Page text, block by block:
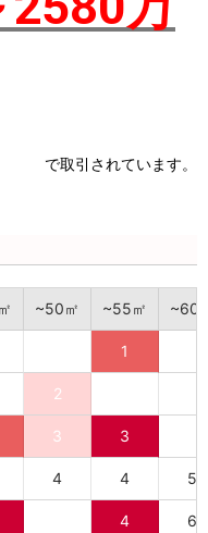
で取引されています。
~50㎡ ~55㎡ ~60
1
2
3 3
4 4 5
4 6